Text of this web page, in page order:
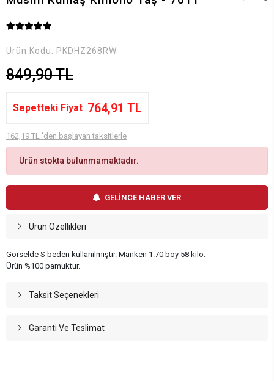
Ürün Kodu: PKDHZ268RW
849,90 TL
Sepetteki Fiyat 764,91 TL
162,19 TL 'den başlayan taksitlerle
Ürün stokta bulunmamaktadır.
GELİNCE HABER VER
Ürün Özellikleri
Görselde S beden kullanılmıştır. Manken 1.70 boy 58 kilo.
Ürün %100 pamuktur.
Taksit Seçenekleri
Garanti Ve Teslimat